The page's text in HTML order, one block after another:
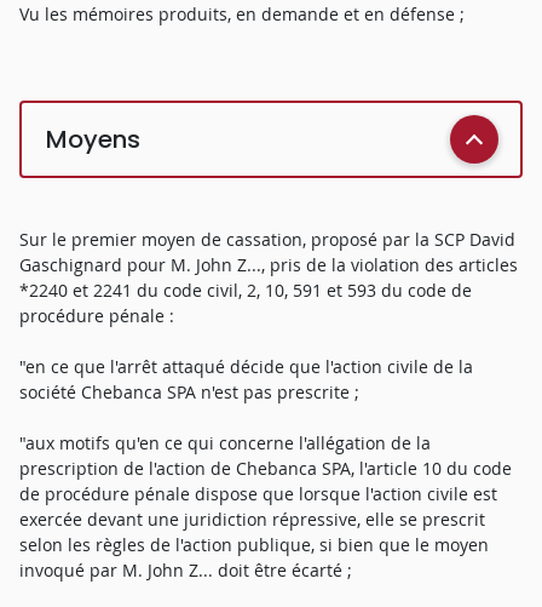
Vu les mémoires produits, en demande et en défense ;
Moyens
Sur le premier moyen de cassation, proposé par la SCP David
Gaschignard pour M. John Z..., pris de la violation des articles
*2240 et 2241 du code civil, 2, 10, 591 et 593 du code de
procédure pénale :
"en ce que l'arrêt attaqué décide que l'action civile de la
société Chebanca SPA n'est pas prescrite ;
"aux motifs qu'en ce qui concerne l'allégation de la
prescription de l'action de Chebanca SPA, l'article 10 du code
de procédure pénale dispose que lorsque l'action civile est
exercée devant une juridiction répressive, elle se prescrit
selon les règles de l'action publique, si bien que le moyen
invoqué par M. John Z... doit être écarté ;